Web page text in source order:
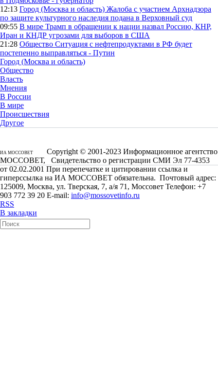
12:13 Город (Москва и область) Жалоба с участием Архнадзора
по защите культурного наследия подана в Верховный суд
09:55 В мире Трамп в обращении к нации назвал Россию, КНР,
Иран и КНДР угрозами для выборов в США
21:28 Общество Ситуация с нефтепродуктами в РФ будет
постепенно выправляться - Путин
Город (Москва и область)
Общество
Власть
Мнения
В России
В мире
Происшествия
Другое
ИА МОССОВЕТ
Copyright © 2001-2023 Информационное агентство
МОССОВЕТ, Свидетельство о регистрации СМИ Эл 77-4353
от 02.02.2001 При перепечатке и цитировании ссылка и
гиперссылка на ИА МОССОВЕТ обязательна. Почтовый адрес:
125009, Москва, ул. Тверская, 7, а/я 71, Моссовет Телефон: +7
903 772 39 20 E-mail: info@mossovetinfo.ru
RSS
В закладки